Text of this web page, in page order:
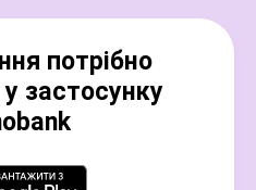
потрібно
застосунку